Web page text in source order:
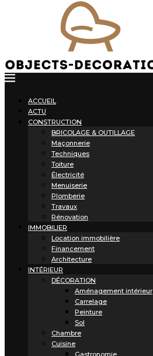
ACCUEIL
ACTU
CONSTRUCTION
BRICOLAGE & OUTILLAGE
Maçonnerie
Techniques
Toiture
Électricité
Menuiserie
Plomberie
Travaux
Rénovation
IMMOBILIER
Location immobilière
Financement
Architecture
INTÉRIEUR
DÉCORATION
Aménagement intérieur
Carrelage
Peinture
Sol
Chambre
Cuisine
Gastronomie